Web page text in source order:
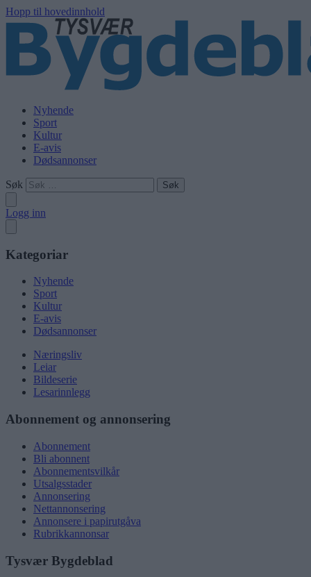
Hopp til hovedinnhold
Nyhende
Sport
Kultur
E-avis
Dødsannonser
Søk
Logg inn
Kategoriar
Nyhende
Sport
Kultur
E-avis
Dødsannonser
Næringsliv
Leiar
Bildeserie
Lesarinnlegg
Abonnement og annonsering
Abonnement
Bli abonnent
Abonnementsvilkår
Utsalgsstader
Annonsering
Nettannonsering
Annonsere i papirutgåva
Rubrikkannonsar
Tysvær Bygdeblad